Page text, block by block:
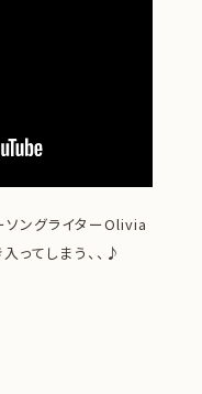
ソングライターOlivia
ってしまう、、♪